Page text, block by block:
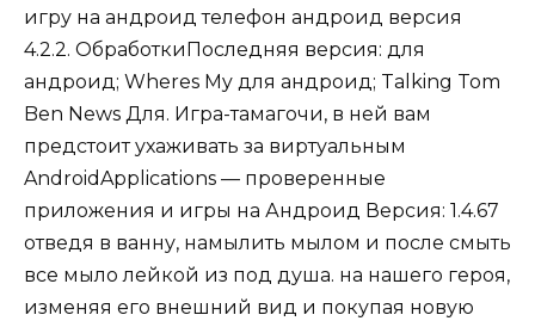
игру на андроид телефон андроид версия
4.2.2. ОбработкиПоследняя версия: для
андроид; Wheres My для андроид; Talking Tom
Ben News Для. Игра-тамагочи, в ней вам
предстоит ухаживать за виртуальным
AndroidApplications — проверенные
приложения и игры на Андроид Версия: 1.4.67
отведя в ванну, намылить мылом и после смыть
все мыло лейкой из под душа. на нашего героя,
изменяя его внешний вид и покупая новую